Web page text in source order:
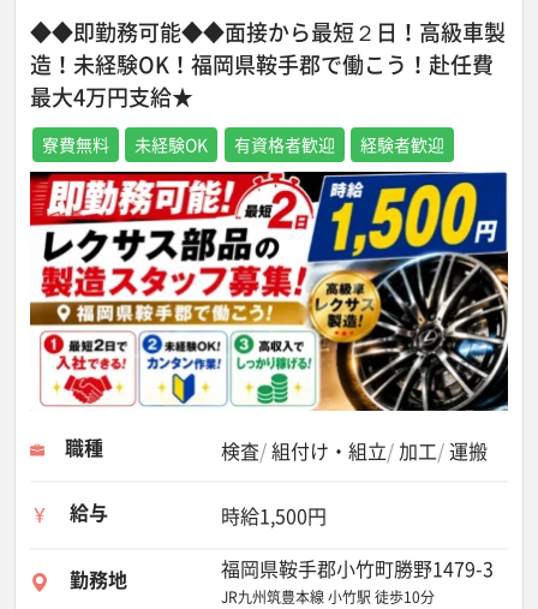
◆◆即勤務可能◆◆面接から最短２日！高級車製
造！未経験OK！福岡県鞍手郡で働こう！赴任費
最大4万円支給★
寮費無料 未経験OK 有資格者歓迎 経験者歓迎
職種 検査 組付け・組立 加工 運搬
給与 時給1,500円
勤務地 福岡県鞍手郡小竹町勝野1479-3
JR九州筑豊本線 小竹駅 徒歩10分